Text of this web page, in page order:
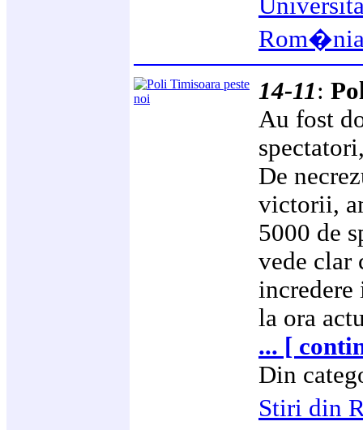
14-11:
Au fost
De
victorii,
5000 de
vede clar
incredere
la ora
... [
Din
Stiri din